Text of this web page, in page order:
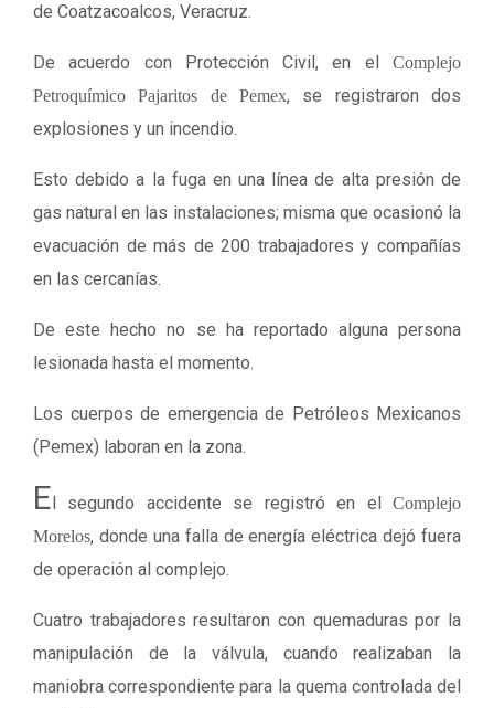
de Coatzacoalcos, Veracruz.
De acuerdo con Protección Civil, en el Complejo
Petroquímico Pajaritos de Pemex, se registraron dos
explosiones y un incendio.
Esto debido a la fuga en una línea de alta presión de
gas natural en las instalaciones; misma que ocasionó la
evacuación de más de 200 trabajadores y compañías
en las cercanías.
De este hecho no se ha reportado alguna persona
lesionada hasta el momento.
Los cuerpos de emergencia de Petróleos Mexicanos
(Pemex) laboran en la zona.
El segundo accidente se registró en el Complejo
Morelos, donde una falla de energía eléctrica dejó fuera
de operación al complejo.
Cuatro trabajadores resultaron con quemaduras por la
manipulación de la válvula, cuando realizaban la
maniobra correspondiente para la quema controlada del